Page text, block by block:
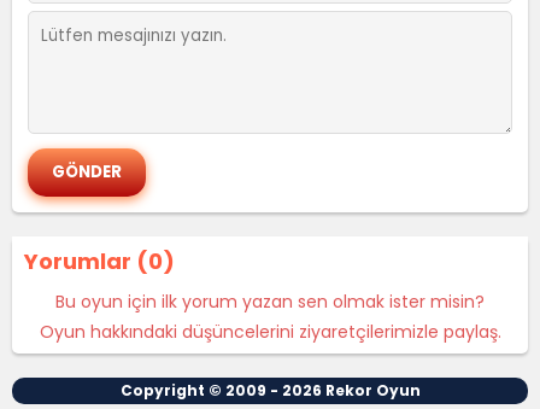
Yorumlar (0)
Bu oyun için ilk yorum yazan sen olmak ister misin?
Oyun hakkındaki düşüncelerini ziyaretçilerimizle paylaş.
Copyright © 2009 - 2026 Rekor Oyun